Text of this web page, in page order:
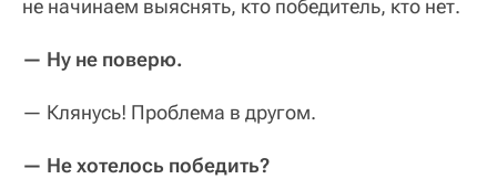
не начинаем выяснять, кто победитель, кто нет.
— Ну не поверю.
— Клянусь! Проблема в другом.
— Не хотелось победить?